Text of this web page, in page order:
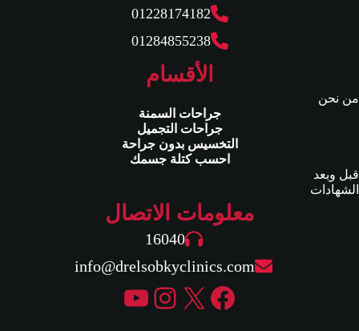
01228174182
01284855238
الأقسام
من نحن
جراحات السمنة
جراحات التجميل
التخسيس بدون جراحة
احسب كتلة جسمك
قبل وبعد
الشهادات
معلومات الاتصال
16040
info@drelsobkyclinics.com
فيسبوك
إكسإنستجرام
يوتيوب